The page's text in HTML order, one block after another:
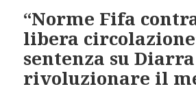
“Norme Fifa
libera
sentenza su
rivoluzionare il